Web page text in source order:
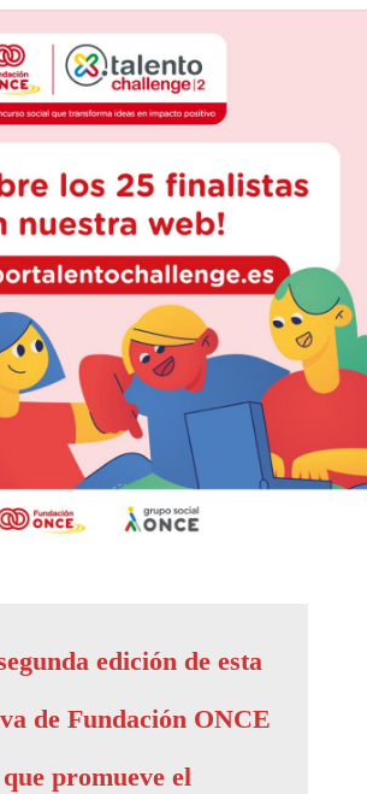
edición de esta
de Fundación ONCE
que promueve el